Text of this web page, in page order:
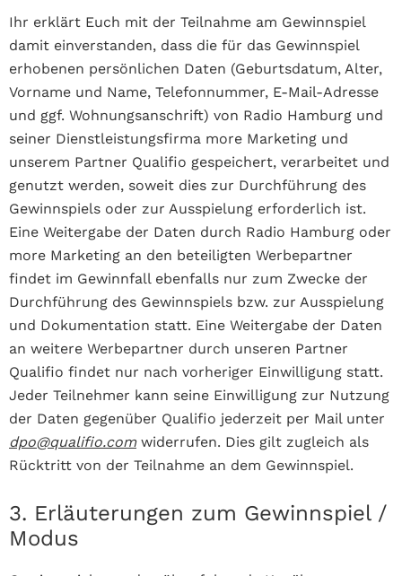
Ihr erklärt Euch mit der Teilnahme am Gewinnspiel
damit einverstanden, dass die für das Gewinnspiel
erhobenen persönlichen Daten (Geburtsdatum, Alter,
Vorname und Name, Telefonnummer, E-Mail-Adresse
und ggf. Wohnungsanschrift) von Radio Hamburg und
seiner Dienstleistungsfirma more Marketing und
unserem Partner Qualifio gespeichert, verarbeitet und
genutzt werden, soweit dies zur Durchführung des
Gewinnspiels oder zur Ausspielung erforderlich ist.
Eine Weitergabe der Daten durch Radio Hamburg oder
more Marketing an den beteiligten Werbepartner
findet im Gewinnfall ebenfalls nur zum Zwecke der
Durchführung des Gewinnspiels bzw. zur Ausspielung
und Dokumentation statt. Eine Weitergabe der Daten
an weitere Werbepartner durch unseren Partner
Qualifio findet nur nach vorheriger Einwilligung statt.
Jeder Teilnehmer kann seine Einwilligung zur Nutzung
der Daten gegenüber Qualifio jederzeit per Mail unter
dpo@qualifio.comwiderrufen. Dies gilt zugleich als
Rücktritt von der Teilnahme an dem Gewinnspiel.
3. Erläuterungen zum Gewinnspiel /
Modus